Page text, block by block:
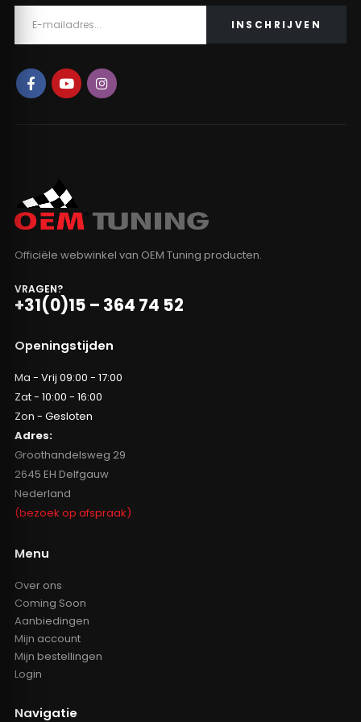
Officiële webwinkel van OEM Tuning producten.
VRAGEN?
+31(0)15 – 364 74 52
Openingstijden
Ma - Vrij 09:00 - 17:00
Zat - 10:00 - 16:00
Zon - Gesloten
Adres:
Groothandelsweg 29
2645 EH Delfgauw
Nederland
(bezoek op afspraak)
Menu
Over ons
Coming Soon
Aanbiedingen
Mijn account
Mijn bestellingen
Login
Navigatie